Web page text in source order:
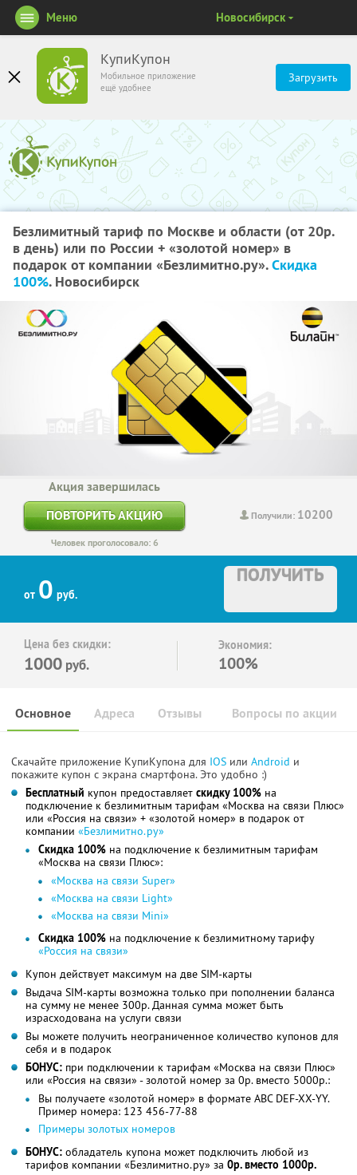
КупиКупон
Мобильное приложение
ещё удобнее
Загрузить
Меню Новосибирск
Безлимитный тариф по Москве и области (от 20р.
в день) или по России + «золотой номер» в
подарок от компании «Безлимитно.ру».Скидка
100%. Новосибирск
Получили: 10200
Акция завершилась
ПОВТОРИТЬ АКЦИЮ
Человек проголосовало: 6
от 0 руб.
ПОЛУЧИТЬ
Цена без скидки:
1000 руб.
Экономия:
100%
Основное Отзывы Вопросы по акции
Адреса
Скачайте приложение КупиКупона для IOS или Android и
покажите купон с экрана смартфона. Это удобно :)
Бесплатный купон предоставляет скидку 100% на
подключение к безлимитным тарифам «Москва на связи Плюс»
или «Россия на связи» + «золотой номер» в подарок от
компании «Безлимитно.ру»
Скидка 100% на подключение к безлимитным тарифам
«Москва на связи Плюс»:
«Москва на связи Super»
«Москва на связи Light»
«Москва на связи Mini»
Скидка 100% на подключение к безлимитному тарифу
«Россия на связи»
Купон действует максимум на две SIM-карты
Выдача SIM-карты возможна только при пополнении баланса
на сумму не менее 300р. Данная сумма может быть
израсходована на услуги связи
Вы можете получить неограниченное количество купонов для
себя и в подарок
БОНУС: при подключении к тарифам «Москва на связи Плюс»
или «Россия на связи» - золотой номер за 0р. вместо 5000р.:
Вы получаете «золотой номер» в формате ABC DEF-XX-YY.
Пример номера: 123 456-77-88
Примеры золотых номеров
БОНУС: обладатель купона может подключить любой из
тарифов компании «Безлимитно.ру» за 0р. вместо 1000р.